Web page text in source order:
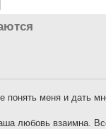
понять меня и дать
любовь взаимна.